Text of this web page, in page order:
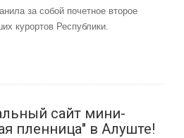
за собой почетное второе
курортов Республики.
сайт мини-
пленница" в Алуште!